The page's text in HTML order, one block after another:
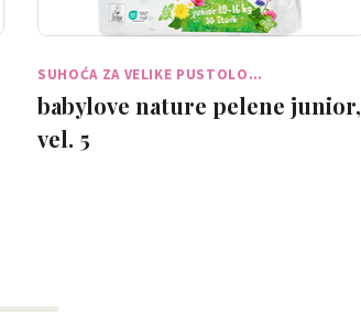
SUHOĆA ZA VELIKE PUSTOLO…
babylove nature pelene junior,
vel. 5